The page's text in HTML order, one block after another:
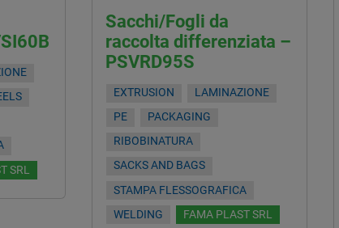
SRL
Sacchi/Fogli da
raccolta differenziata –
PSVRD95S
EXTRUSION
LAMINAZIONE
PE
PACKAGING
RIBOBINATURA
SACKS AND BAGS
STAMPA FLESSOGRAFICA
WELDING
FAMA PLAST SRL